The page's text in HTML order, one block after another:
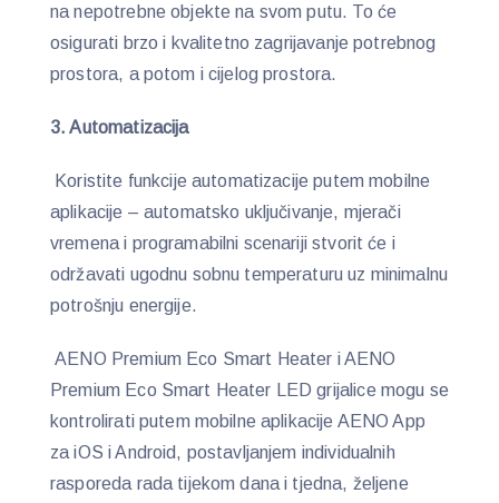
na nepotrebne objekte na svom putu. To će
osigurati brzo i kvalitetno zagrijavanje potrebnog
prostora, a potom i cijelog prostora.
3. Automatizacija
Koristite funkcije automatizacije putem mobilne
aplikacije – automatsko uključivanje, mjerači
vremena i programabilni scenariji stvorit će i
održavati ugodnu sobnu temperaturu uz minimalnu
potrošnju energije.
AENO Premium Eco Smart Heater i AENO
Premium Eco Smart Heater LED grijalice mogu se
kontrolirati putem mobilne aplikacije AENO App
za iOS i Android, postavljanjem individualnih
rasporeda rada tijekom dana i tjedna, željene